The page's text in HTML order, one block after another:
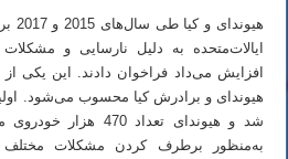
ایالات‌متحده به دلیل نارسایی و
افزایش می‌داد فراخوان دادند. این یکی از
به‌منظور برطرف کردن مشکلات مختلف